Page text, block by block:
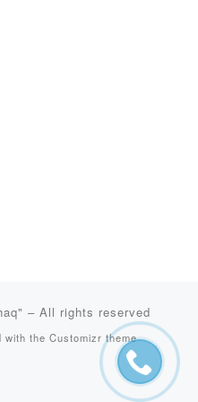
– All rights reserved
with the Customizr theme